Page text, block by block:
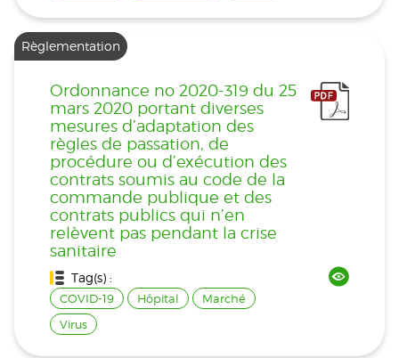
Règlementation
Ordonnance no 2020-319 du 25
mars 2020 portant diverses
mesures d’adaptation des
règles de passation, de
procédure ou d’exécution des
contrats soumis au code de la
commande publique et des
contrats publics qui n’en
relèvent pas pendant la crise
sanitaire
Tag(s) :
COVID-19 Hôpital
Marché
Virus